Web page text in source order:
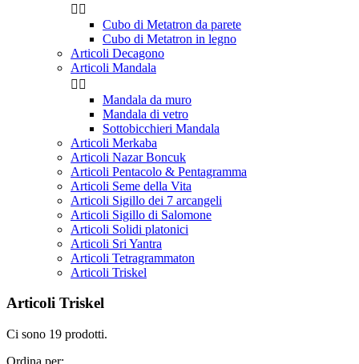
 
Cubo di Metatron da parete
Cubo di Metatron in legno
Articoli Decagono
Articoli Mandala
 
Mandala da muro
Mandala di vetro
Sottobicchieri Mandala
Articoli Merkaba
Articoli Nazar Boncuk
Articoli Pentacolo & Pentagramma
Articoli Seme della Vita
Articoli Sigillo dei 7 arcangeli
Articoli Sigillo di Salomone
Articoli Solidi platonici
Articoli Sri Yantra
Articoli Tetragrammaton
Articoli Triskel
Articoli Triskel
Ci sono 19 prodotti.
Ordina per: